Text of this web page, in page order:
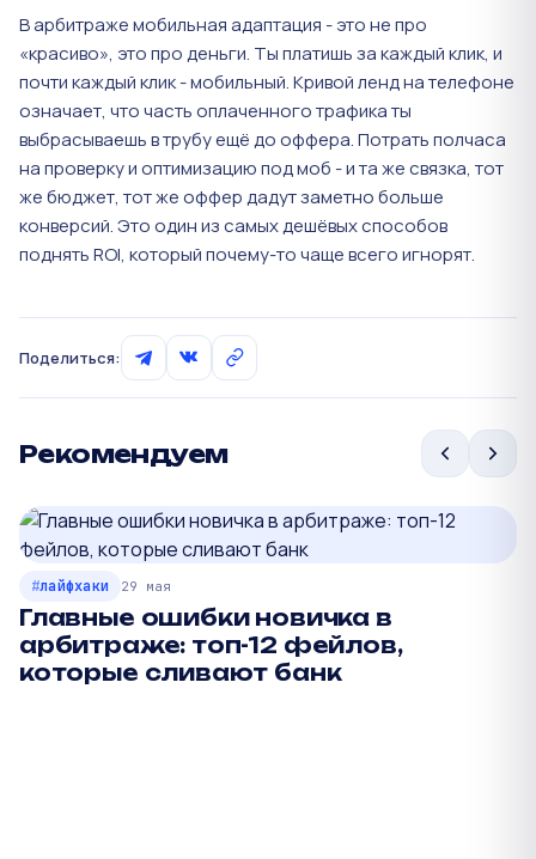
В арбитраже мобильная адаптация - это не про
«красиво», это про деньги. Ты платишь за каждый клик, и
почти каждый клик - мобильный. Кривой ленд на телефоне
означает, что часть оплаченного трафика ты
выбрасываешь в трубу ещё до оффера. Потрать полчаса
на проверку и оптимизацию под моб - и та же связка, тот
же бюджет, тот же оффер дадут заметно больше
конверсий. Это один из самых дешёвых способов
поднять ROI, который почему-то чаще всего игнорят.
Поделиться:
Рекомендуем
лайфхаки 29 мая
Главные ошибки новичка в
арбитраже: топ-12 фейлов,
которые сливают банк